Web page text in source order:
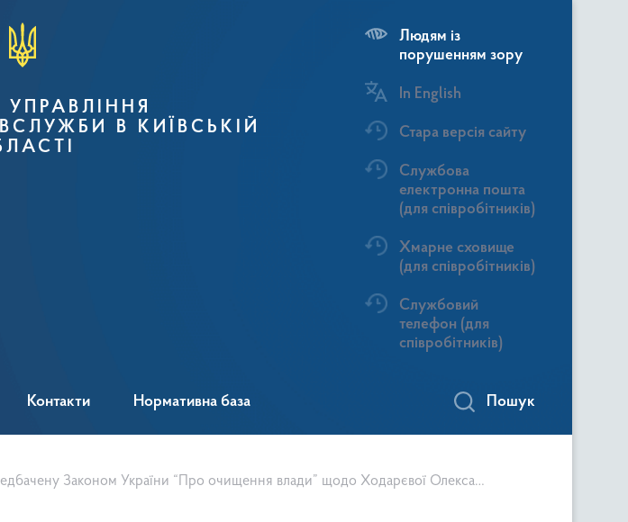
В КИЇВСЬКІЙ
Людям із
порушенням зору
In English
Стара версія сайту
Службова
електронна пошта
(для співробітників)
Хмарне сховище
(для співробітників)
Службовий
телефон (для
співробітників)
Контакти Нормативна база Пошук
Законом України “Про очищення влади” щодо Ходарєвої Олександри Олегівни